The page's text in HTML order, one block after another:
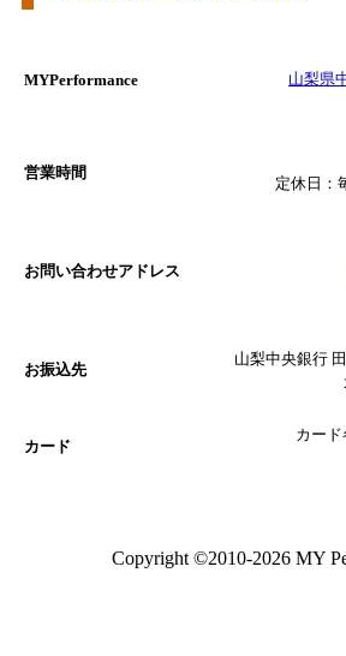
MYPerformance
山梨県
営業時間
定休日：
お問い合わせアドレス
お振込先
山梨中央銀行
カード
カー
Copyright ©2010-2026 MY